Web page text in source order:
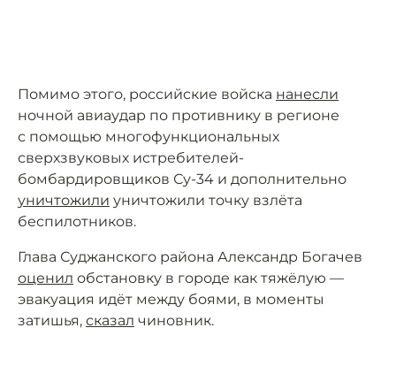
Помимо этого, российские войска нанесли
ночной авиаудар по противнику в регионе
с помощью многофункциональных
сверхзвуковых истребителей-
бомбардировщиков Су-34 и дополнительно
уничтожили уничтожили точку взлёта
беспилотников.
Глава Суджанского района Александр Богачев
оценил обстановку в городе как тяжёлую —
эвакуация идёт между боями, в моменты
затишья, сказал чиновник.